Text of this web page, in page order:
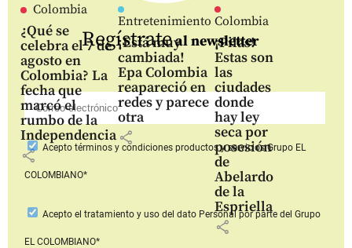
Colombia
¿Qué se
celebra el 7 de
agosto en
Colombia? La
fecha que
marcó el
rumbo de la
Independencia
share
Entretenimiento
¡Está muy
cambiada!
Epa Colombia
reapareció en
redes y parece
otra
share
Colombia
¡Pilas!
Estas son
las
ciudades
donde
hay ley
seca por
posesión
de
Abelardo
de la
Espriella
share
Regístrateal newsletter
Aceptotérminos y condiciones productos y serviciosGrupo EL
COLOMBIANO*
Acepto el tratamiento y uso del dato Personalpor parte del Grupo
EL COLOMBIANO*